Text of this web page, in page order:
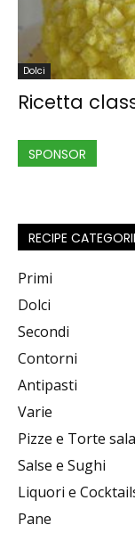
Dolci
Ricetta
SPONSOR
RECIPE
Primi
Dolci
Secondi
Contorni
Antipasti
Varie
Pizze e Torte
Salse e Sughi
Liquori e
Pane